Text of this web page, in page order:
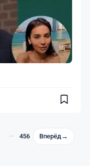
··· 456 Вперёд→